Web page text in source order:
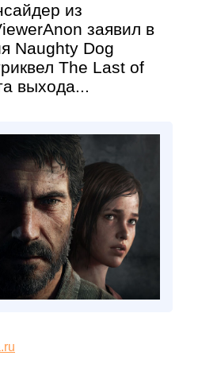
из
заявил в
Naughty Dog
The Last of
выхода...